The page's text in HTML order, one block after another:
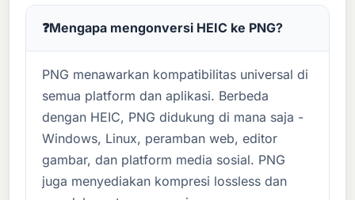
Mengapa mengonversi HEIC ke PNG?
PNG menawarkan kompatibilitas universal di
semua platform dan aplikasi. Berbeda
dengan HEIC, PNG didukung di mana saja -
Windows, Linux, peramban web, editor
gambar, dan platform media sosial. PNG
juga menyediakan kompresi lossless dan